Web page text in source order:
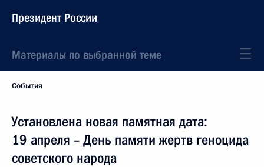
Президент России
Материалы по выбранной теме
События
Установлена новая памятная дата:
19 апреля – День памяти жертв геноцида
советского народа